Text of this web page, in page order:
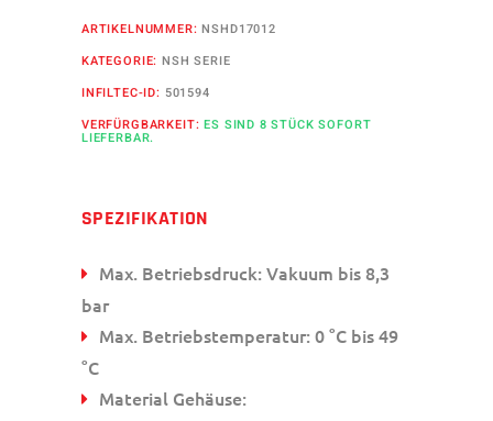
ARTIKELNUMMER:NSHD17012
KATEGORIE:NSH SERIE
INFILTEC-ID: 501594
VERFÜRGBARKEIT:ES SIND 8 STÜCK SOFORT
LIEFERBAR.
SPEZIFIKATION
Max. Betriebsdruck: Vakuum bis 8,3
bar
Max. Betriebstemperatur: 0 °C bis 49
°C
Material Gehäuse: